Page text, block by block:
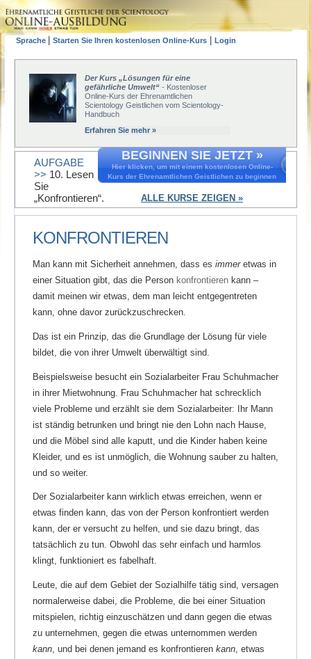
Sprache Starten Sie Ihren kostenlosen Online-Kurs Login
Der Kurs „Lösungen für eine
gefährliche Umwelt“ - Kostenloser
Online-Kurs der Ehrenamtlichen
Scientology Geistlichen vom Scientology-
Handbuch
Erfahren Sie mehr »
BEGINNEN SIE JETZT »
Hier klicken, um mit einem kostenlosen Online-
Kurs der Ehrenamtlichen Geistlichen zu beginnen
ALLE KURSE ZEIGEN »
AUFGABE
>> 10. Lesen
Sie
„Konfrontieren“.
KONFRONTIEREN
Man kann mit Sicherheit annehmen, dass es immeretwas in
einer Situation gibt, das die Person konfrontieren kann –
damit meinen wir etwas, dem man leicht entgegentreten
kann, ohne davor zurückzuschrecken.
Das ist ein Prinzip, das die Grundlage der Lösung für viele
bildet, die von ihrer Umwelt überwältigt sind.
Beispielsweise besucht ein Sozialarbeiter Frau Schuhmacher
in ihrer Mietwohnung. Frau Schuhmacher hat schrecklich
viele Probleme und erzählt sie dem Sozialarbeiter: Ihr Mann
ist ständig betrunken und bringt nie den Lohn nach Hause,
und die Möbel sind alle kaputt, und die Kinder haben keine
Kleider, und es ist unmöglich, die Wohnung sauber zu halten,
und so weiter.
Der Sozialarbeiter kann wirklich etwas erreichen, wenn er
etwas finden kann, das von der Person konfrontiert werden
kann, der er versucht zu helfen, und sie dazu bringt, das
tatsächlich zu tun. Obwohl das sehr einfach und harmlos
klingt, funktioniert es fabelhaft.
Leute, die auf dem Gebiet der Sozialhilfe tätig sind, versagen
normalerweise dabei, die Probleme, die bei einer Situation
mitspielen, richtig einzuschätzen und dann gegen die etwas
zu unternehmen, gegen die etwas unternommen werden
kann, und bei denen jemand es konfrontieren kann, etwas